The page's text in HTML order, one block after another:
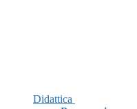
Didattica